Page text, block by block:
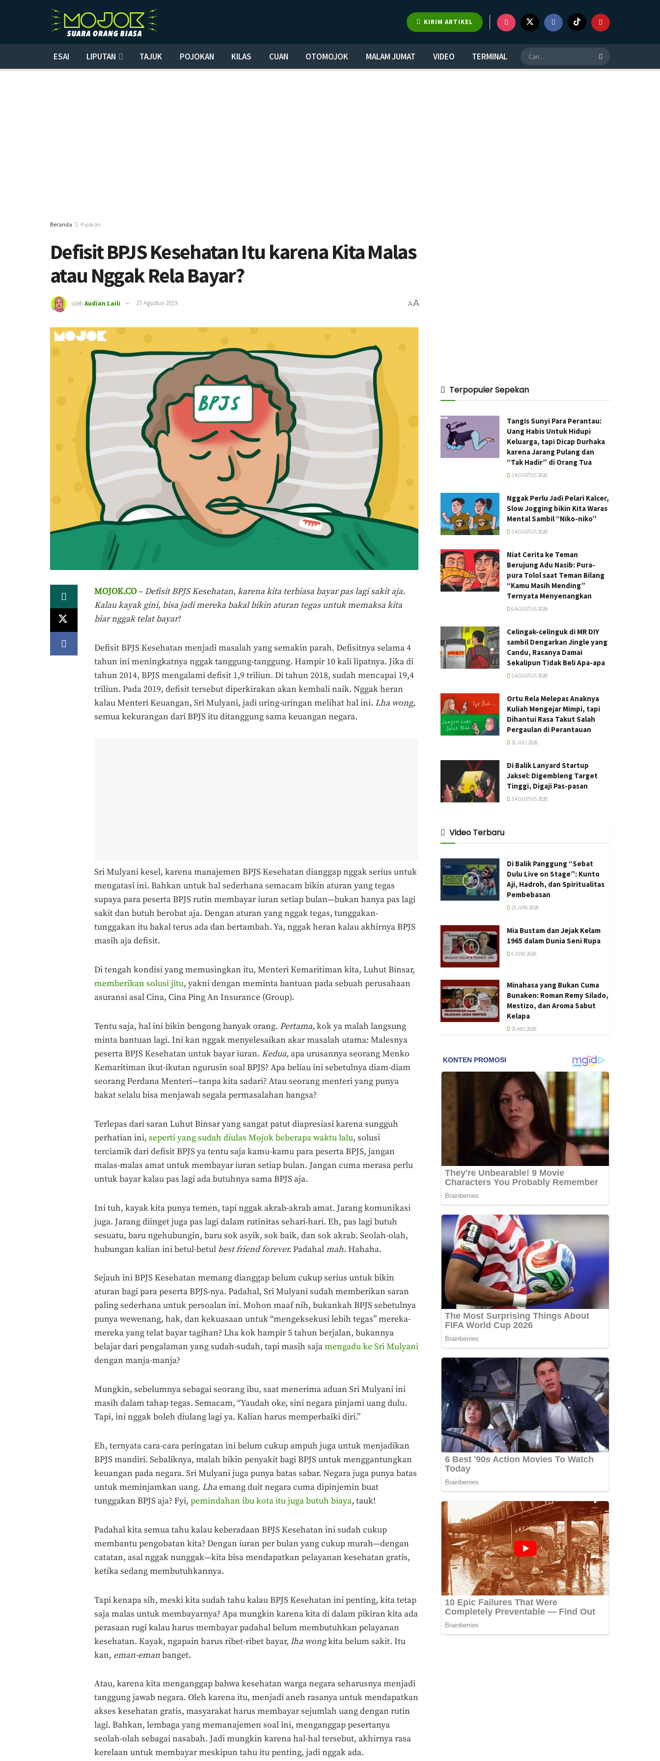
KIRIM ARTIKEL
ESAI LIPUTAN TAJUK POJOKAN KILAS CUAN OTOMOJOK MALAM JUMAT VIDEO TERMINAL
Beranda Pojokan
Defisit BPJS Kesehatan Itu karena Kita Malas
atau Nggak Rela Bayar?
oleh Audian Laili 27 Agustus 2019 AA
MOJOK.CO– Defisit BPJS Kesehatan, karenakita terbiasa bayar pas lagi sakit aja.
Kalau kayak gini, bisa jadi mereka bakal bikin aturan tegas untuk memaksa kita
biar nggak telat bayar!
Defisit BPJS Kesehatan menjadi masalah yang semakin parah. Defisitnya selama 4
tahun ini meningkatnya nggak tanggung-tanggung. Hampir 10 kali lipatnya. Jika di
tahun 2014, BPJS mengalami defisit 1,9 triliun. Di tahun 2018, sudah mencapai 19,4
triliun. Pada 2019, defisit tersebut diperkirakan akan kembali naik. Nggak heran
kalau Menteri Keuangan, Sri Mulyani, jadi uring-uringan melihat hal ini. Lha wong,
semua kekurangan dari BPJS itu ditanggung sama keuangan negara.
Sri Mulyani kesel, karena manajemen BPJS Kesehatan dianggap nggak serius untuk
mengatasi ini. Bahkan untuk hal sederhana semacam bikin aturan yang tegas
supaya para peserta BPJS rutin membayar iuran setiap bulan—bukan hanya pas lagi
sakit dan butuh berobat aja. Dengan aturan yang nggak tegas, tunggakan-
tunggakan itu bakal terus ada dan bertambah. Ya, nggak heran kalau akhirnya BPJS
masih aja defisit.
Di tengah kondisi yang memusingkan itu, Menteri Kemaritiman kita, Luhut Binsar,
memberikan solusi jitu, yakni dengan meminta bantuan pada sebuah perusahaan
asuransi asal Cina, Cina Ping An Insurance (Group).
Tentu saja, hal ini bikin bengong banyak orang. Pertama, kok ya malah langsung
minta bantuan lagi. Ini kan nggak menyelesaikan akar masalah utama: Malesnya
peserta BPJS Kesehatan untuk bayar iuran. Kedua, apa urusannya seorang Menko
Kemaritiman ikut-ikutan ngurusin soal BPJS? Apa beliau ini sebetulnya diam-diam
seorang Perdana Menteri—tanpa kita sadari? Atau seorang menteri yang punya
bakat selalu bisa menjawab segala permasalahan bangsa?
Terlepas dari saran Luhut Binsar yang sangat patut diapresiasi karena sungguh
perhatian ini, seperti yang sudah diulas Mojok beberapa waktu lalu, solusi
terciamik dari defisit BPJS ya tentu saja kamu-kamu para peserta BPJS, jangan
malas-malas amat untuk membayar iuran setiap bulan. Jangan cuma merasa perlu
untuk bayar kalau pas lagi ada butuhnya sama BPJS aja.
Ini tuh, kayak kita punya temen, tapi nggak akrab-akrab amat. Jarang komunikasi
juga. Jarang diinget juga pas lagi dalam rutinitas sehari-hari. Eh, pas lagi butuh
sesuatu, baru ngehubungin, baru sok asyik, sok baik, dan sok akrab. Seolah-olah,
hubungan kalian ini betul-betulbest friend forever.Padahalmah.Hahaha.
Sejauh ini BPJS Kesehatan memang dianggap belum cukup serius untuk bikin
aturan bagi para peserta BPJS-nya. Padahal, Sri Mulyani sudah memberikan saran
paling sederhana untuk persoalan ini. Mohon maaf nih, bukankah BPJS sebetulnya
punya wewenang, hak, dan kekuasaan untuk “mengeksekusi lebih tegas” mereka-
mereka yang telat bayar tagihan? Lha kok hampir 5 tahun berjalan, bukannya
belajar dari pengalaman yang sudah-sudah, tapi masih sajamengadu ke Sri Mulyani
dengan manja-manja?
Mungkin, sebelumnya sebagai seorang ibu, saat menerima aduan Sri Mulyani ini
masih dalam tahap tegas. Semacam, “Yaudah oke, sini negara pinjami uang dulu.
Tapi, ini nggak boleh diulang lagi ya. Kalian harus memperbaiki diri.”
Eh, ternyata cara-cara peringatan ini belum cukup ampuh juga untuk menjadikan
BPJS mandiri. Sebaliknya, malah bikin penyakit bagi BPJS untuk menggantungkan
keuangan pada negara. Sri Mulyani juga punya batas sabar. Negara juga punya batas
untuk meminjamkan uang. Lhaemang duit negara cuma dipinjemin buat
tunggakan BPJS aja? Fyi, pemindahan ibu kota itu juga butuh biaya, tauk!
Padahal kita semua tahu kalau keberadaan BPJS Kesehatan ini sudah cukup
membantu pengobatan kita? Dengan iuran per bulan yang cukup murah—dengan
catatan, asal nggak nunggak—kita bisa mendapatkan pelayanan kesehatan gratis,
ketika sedang membutuhkannya.
Tapi kenapa sih, meski kita sudah tahu kalau BPJS Kesehatan ini penting, kita tetap
saja malas untuk membayarnya? Apa mungkin karena kita di dalam pikiran kita ada
perasaan rugi kalau harus membayar padahal belum membutuhkan pelayanan
kesehatan. Kayak, ngapain harus ribet-ribet bayar, lha wongkita belum sakit. Itu
kan, eman-emanbanget.
Atau, karena kita menganggap bahwa kesehatan warga negara seharusnya menjadi
tanggung jawab negara. Oleh karena itu, menjadi aneh rasanya untuk mendapatkan
akses kesehatan gratis, masyarakat harus membayar sejumlah uang dengan rutin
lagi. Bahkan, lembaga yang memanajemen soal ini, menganggap pesertanya
seolah-olah sebagai nasabah. Jadi mungkin karena hal-hal tersebut, akhirnya rasa
kerelaan untuk membayar meskipun tahu itu penting, jadi nggak ada.
Terpopuler Sepekan
Tangis Sunyi Para Perantau:
Uang Habis Untuk Hidupi
Keluarga, tapi Dicap Durhaka
karena Jarang Pulang dan
“Tak Hadir” di Orang Tua
3 AGUSTUS 2026
Nggak Perlu Jadi Pelari Kalcer,
Slow Jogging bikin Kita Waras
Mental Sambil “Niko-niko”
3 AGUSTUS 2026
Niat Cerita ke Teman
Berujung Adu Nasib: Pura-
pura Tolol saat Teman Bilang
“Kamu Masih Mending”
Ternyata Menyenangkan
6 AGUSTUS 2026
Celingak-celinguk di MR DIY
sambil Dengarkan Jingle yang
Candu, Rasanya Damai
Sekalipun Tidak Beli Apa-apa
5 AGUSTUS 2026
Ortu Rela Melepas Anaknya
Kuliah Mengejar Mimpi, tapi
Dihantui Rasa Takut Salah
Pergaulan di Perantauan
31 JULI 2026
Di Balik Lanyard Startup
Jaksel: Digembleng Target
Tinggi, Digaji Pas-pasan
3 AGUSTUS 2026
Video Terbaru
Di Balik Panggung “Sebat
Dulu Live on Stage”: Kunto
Aji, Hadroh, dan Spiritualitas
Pembebasan
23 JUNI 2026
Mia Bustam dan Jejak Kelam
1965 dalam Dunia Seni Rupa
6 JUNI 2026
Minahasa yang Bukan Cuma
Bunaken: Roman Remy Silado,
Mestizo, dan Aroma Sabut
Kelapa
31 MEI 2026